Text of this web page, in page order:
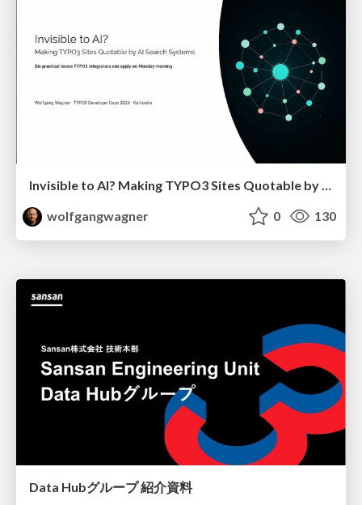
Invisible to AI? Making TYPO3 Sites Quotable by AI Search Systems
wolfgangwagner
0 130
Data Hubグループ 紹介資料